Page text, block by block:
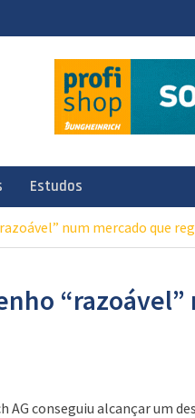
Estudos
num mercado que
“razoável”
AG conseguiu alcançar um